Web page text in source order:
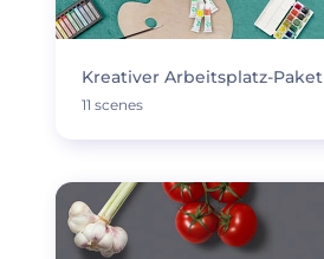
Kreativer Arbeitsplatz-Paket
11 scenes